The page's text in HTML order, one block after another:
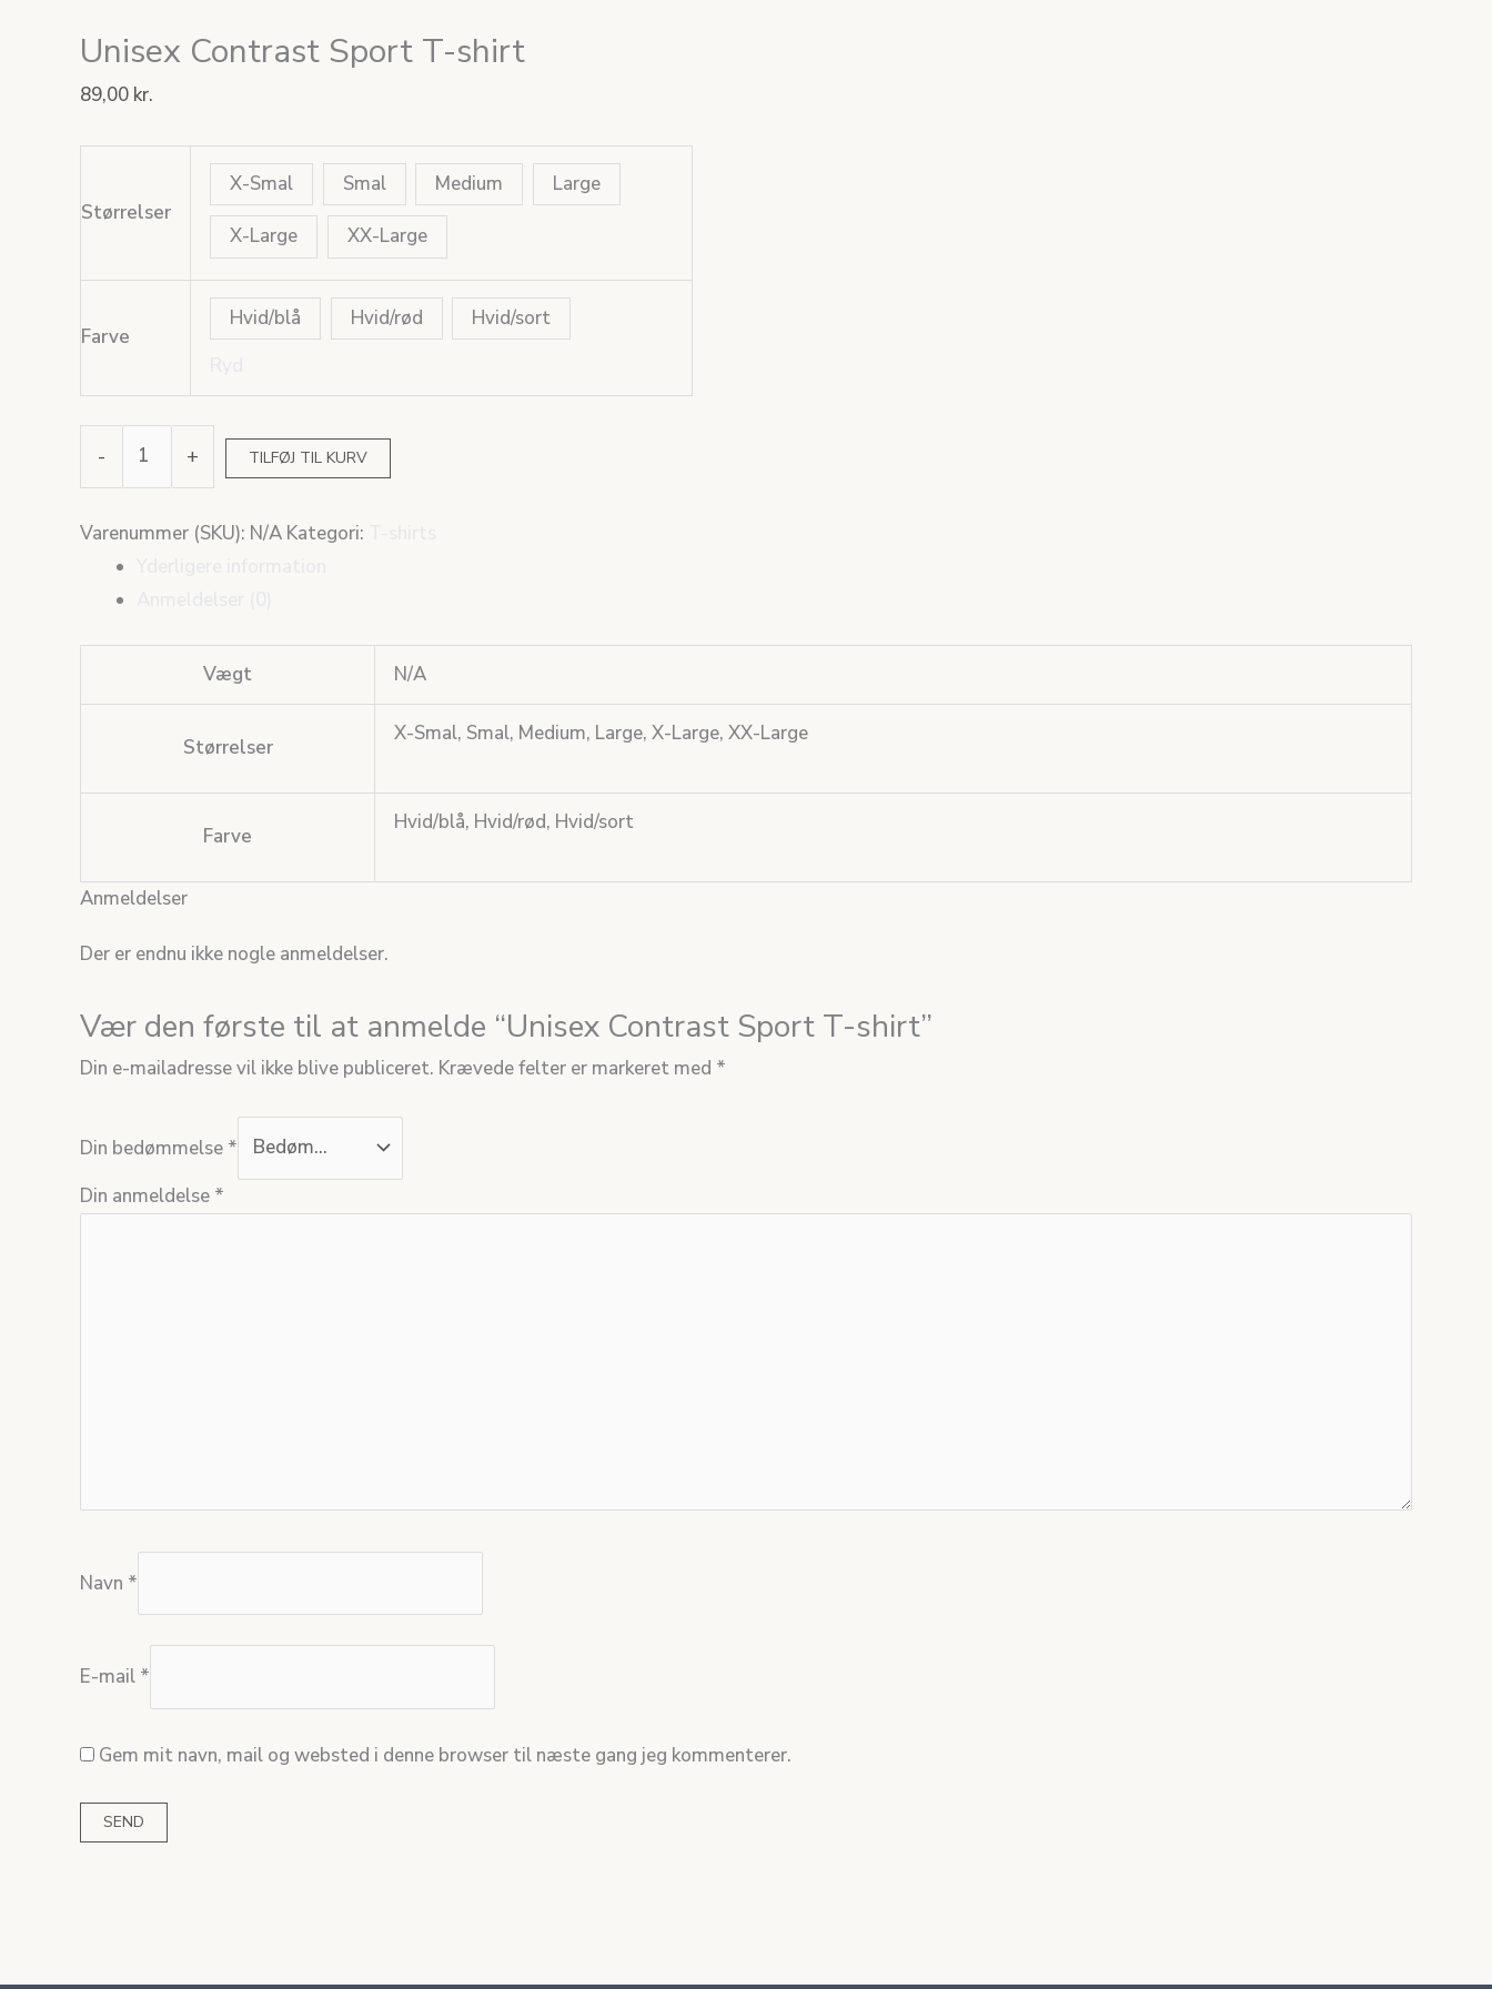
Unisex Contrast Sport T-shirt
89,00 kr.
Størrelser
X-Smal Smal Medium Large
X-Large XX-Large
Farve
Hvid/blå Hvid/rød
Hvid/sort
- + TILFØJ TIL KURV
Varenummer (SKU): N/A Kategori:
Vægt N/A
Størrelser
X-Smal, Smal, Medium, Large, X-Large, XX-Large
Farve
Hvid/blå, Hvid/rød, Hvid/sort
Anmeldelser
Der er endnu ikke nogle anmeldelser.
Vær den første til at anmelde “Unisex Contrast Sport T-shirt”
Din e-mailadresse vil ikke blive publiceret. Krævede felter er markeret med *
Din bedømmelse *
Din anmeldelse *
Navn *
E-mail *
Gem mit navn, mail og websted i denne browser til næste gang jeg kommenterer.